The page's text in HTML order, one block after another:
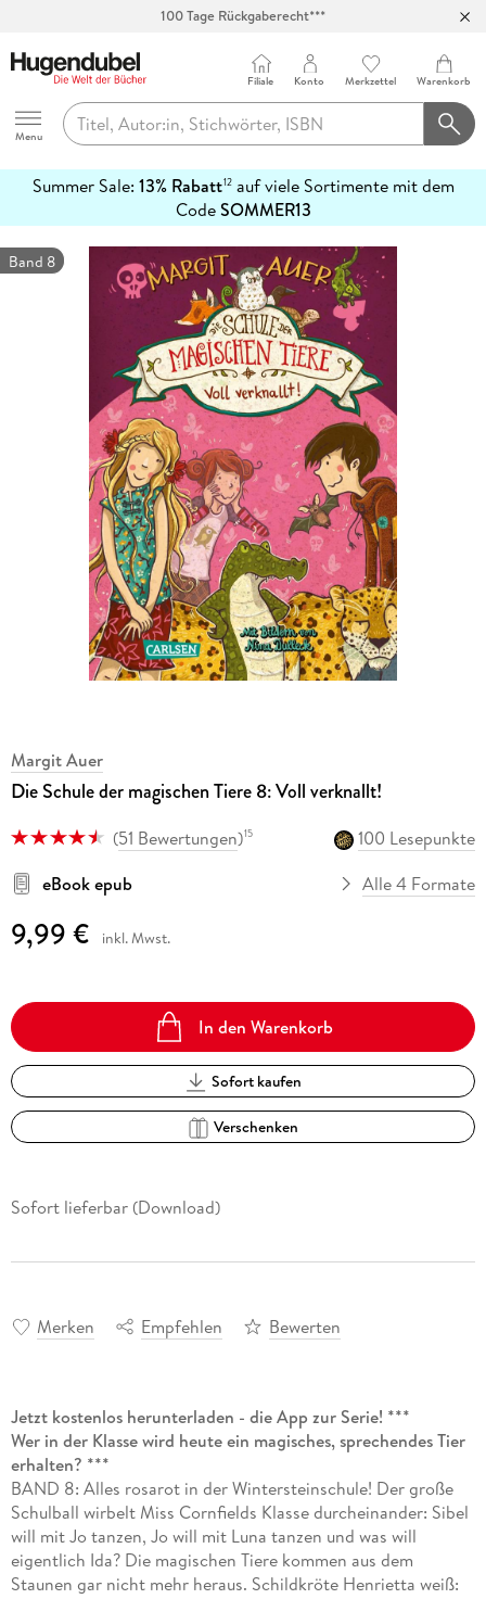
100 Tage Rückgaberecht***
Hugendubel
Menu
Filiale Konto Merkzettel Warenkorb
Summer Sale: 13% Rabatt12auf viele Sortimente mit dem
CodeSOMMER13
erfahren
Band 8
Margit Auer
Die Schule der magischen Tiere 8: Voll verknallt!
(51 Bewertungen)15
100 Lesepunkte
eBook epub
Alle 4 Formate
9,99 € inkl. Mwst.
In den Warenkorb
Sofort kaufen
Verschenken
Sofort lieferbar (Download)
Merken Empfehlen Bewerten
Jetzt kostenlos herunterladen - die App zur Serie! ***
Wer in der Klasse wird heute ein magisches, sprechendes Tier
erhalten? ***
BAND 8: Alles rosarot in der Wintersteinschule! Der große
Schulball wirbelt Miss Cornfields Klasse durcheinander: Sibel
will mit Jo tanzen, Jo will mit Luna tanzen und was will
eigentlich Ida? Die magischen Tiere kommen aus dem
Staunen gar nicht mehr heraus. Schildkröte Henrietta weiß: